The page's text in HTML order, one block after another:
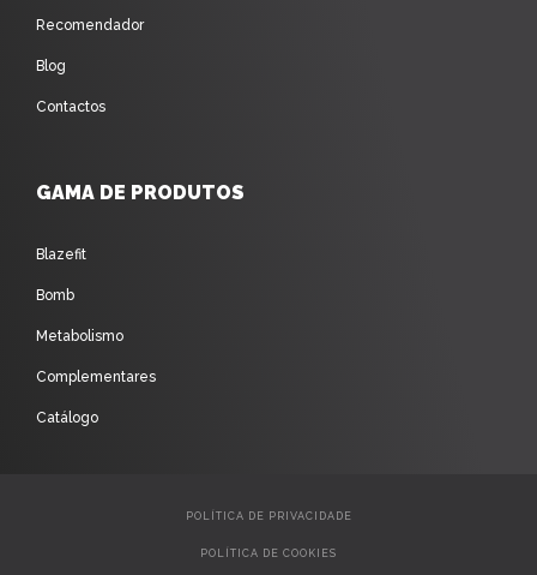
Recomendador
Blog
Contactos
GAMA DE PRODUTOS
Blazefit
Bomb
Metabolismo
Complementares
Catálogo
POLÍTICA DE PRIVACIDADE
POLÍTICA DE COOKIES